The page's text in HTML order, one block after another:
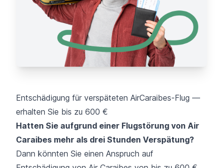
Entschädigung für verspäteten AirCaraibes-Flug —
erhalten Sie bis zu 600 €
Hatten Sie aufgrund einer Flugstörung von Air
Caraibes mehr als drei Stunden Verspätung?
Dann könnten Sie einen Anspruch auf